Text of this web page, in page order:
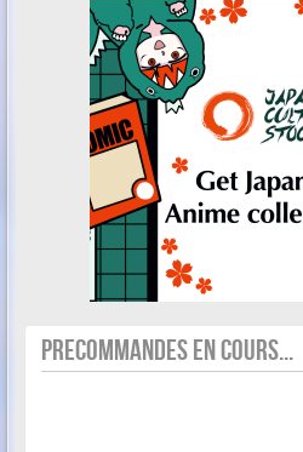
PRECOMMANDES EN COURS...